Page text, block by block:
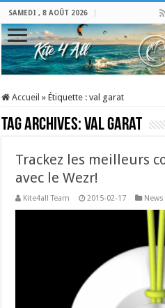
SAMEDI , 8 AOÛT 2026
Accueil » Étiquette :val garat
Tag Archives:val garat
Trackez les meilleurs
avec le Wezr!
Kite4all Team 2015-02-17 News